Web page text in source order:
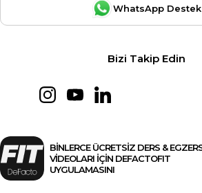
WhatsApp Destek
Bizi Takip Edin
BİNLERCE ÜCRETSİZ DERS &
VİDEOLARI İÇİN DEFACTOFIT
UYGULAMASINI